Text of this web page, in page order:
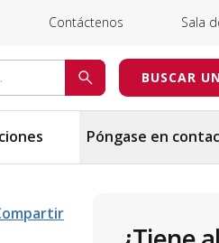
Contáctenos Sala
BUSCAR
BUSCAR
Póngase en